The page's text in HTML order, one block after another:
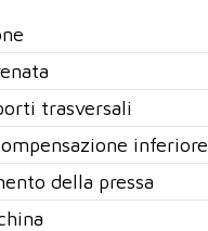
trasversali
inferiore
della pressa